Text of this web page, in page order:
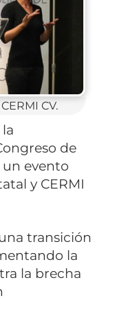
de
un evento
y CERMI
transición
la
la brecha
CV.